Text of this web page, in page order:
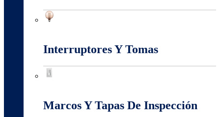
Interruptores Y Tomas
Marcos Y Tapas De Inspección